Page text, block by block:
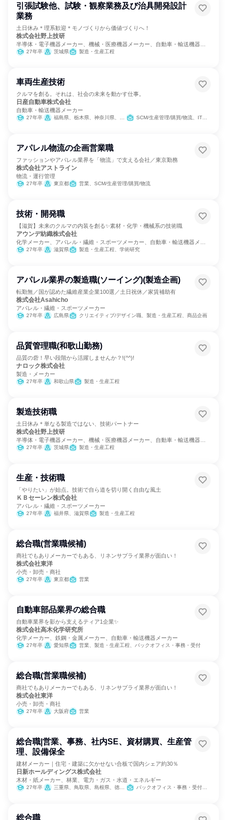
引張試験他、試験・観察業務及び治具開発設計
業務
土日休み＊理系歓迎＊モノづくりから価値づくりへ！
株式会社野上技研
半導体・電子機器メーカー、機械・医療機器メーカー、自動車・輸送機器メ
ーカー27年卒 茨城県 製造・生産工程
車両生産技術
クルマを創る。それは、社会の未来を動かす仕事。
日産自動車株式会社
自動車・輸送機器メーカー
27年卒 福島県、栃木県、神奈川県、福岡県 SCM/生産管理/購買/物流、IT、製造・生産工程
アパレル物流の企画営業職
ファッションやアパレル業界を「物流」で支える会社／東京勤務
株式会社アストライン
物流・運行管理
27年卒 東京都 営業、SCM/生産管理/購買/物流
技術・開発職
【滋賀】未来のクルマの内装を創る✨素材・化学・機械系の技術職
アウンデ紡織株式会社
化学メーカー、アパレル・繊維・スポーツメーカー、自動車・輸送機器メー
カー27年卒 滋賀県 製造・生産工程、学術研究
アパレル業界の製造職(ソーイング)(製造企画)
転勤無／国が認めた繊維産業企業100選／土日祝休／家賃補助有
株式会社Asahicho
アパレル・繊維・スポーツメーカー
27年卒 広島県 クリエイティブ/デザイン職、製造・生産工程、商品企画
品質管理職(和歌山勤務)
品質の砦！早い段階から活躍しませんか？!(^^)!
ナロック株式会社
製造・メーカー
27年卒 和歌山県 製造・生産工程
製造技術職
土日休み＊単なる製造ではない、技術パートナー
株式会社野上技研
半導体・電子機器メーカー、機械・医療機器メーカー、自動車・輸送機器メ
ーカー27年卒 茨城県 製造・生産工程
生産・技術職
「やりたい」が始点。技術で自ら道を切り開く自由な風土
ＫＢセーレン株式会社
アパレル・繊維・スポーツメーカー
27年卒 福井県、滋賀県 製造・生産工程
総合職(営業職候補)
商社でもありメーカーでもある、リネンサプライ業界が面白い！
株式会社東洋
小売・卸売・商社
27年卒 東京都 営業
自動車部品業界の総合職
自動車業界を影から支えるティア1企業✨
株式会社高木化学研究所
化学メーカー、鉄鋼・金属メーカー、自動車・輸送機器メーカー
27年卒 愛知県 営業、製造・生産工程、バックオフィス・事務・受付
総合職(営業職候補)
商社でもありメーカーでもある、リネンサプライ業界が面白い！
株式会社東洋
小売・卸売・商社
27年卒 大阪府 営業
総合職|営業、事務、社内SE、資材購買、生産管
理、設備保全
建材メーカー｜住宅・建築に欠かせない合板で国内シェア約30％
日新ホールディングス株式会社
木材・紙メーカー、林業、電力・ガス・水道・エネルギー
27年卒 三重県、鳥取県、島根県、徳島県 バックオフィス・事務・受付、IT、営業、SCM/生産管理/購買/物流、人事、総務、製造・生産工程、建築/土木/プラント専門職
総合職